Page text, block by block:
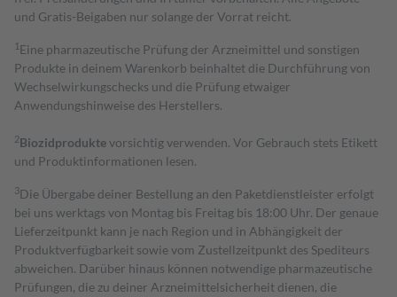
und Gratis-Beigaben nur solange der Vorrat reicht.
1 Eine pharmazeutische Prüfung der Arzneimittel und sonstigen
Produkte in deinem Warenkorb beinhaltet die Durchführung von
Wechselwirkungschecks und die Prüfung etwaiger
Anwendungshinweise des Herstellers.
2Biozidproduktevorsichtig verwenden. Vor Gebrauch stets Etikett
und Produktinformationen lesen.
3Die Übergabe deiner Bestellung an den Paketdienstleister erfolgt
bei uns werktags von Montag bis Freitag bis 18:00 Uhr. Der genaue
Lieferzeitpunkt kann je nach Region und in Abhängigkeit der
Produktverfügbarkeit sowie vom Zustellzeitpunkt des Spediteurs
abweichen. Darüber hinaus können notwendige pharmazeutische
Prüfungen, die zu deiner Arzneimittelsicherheit dienen, die